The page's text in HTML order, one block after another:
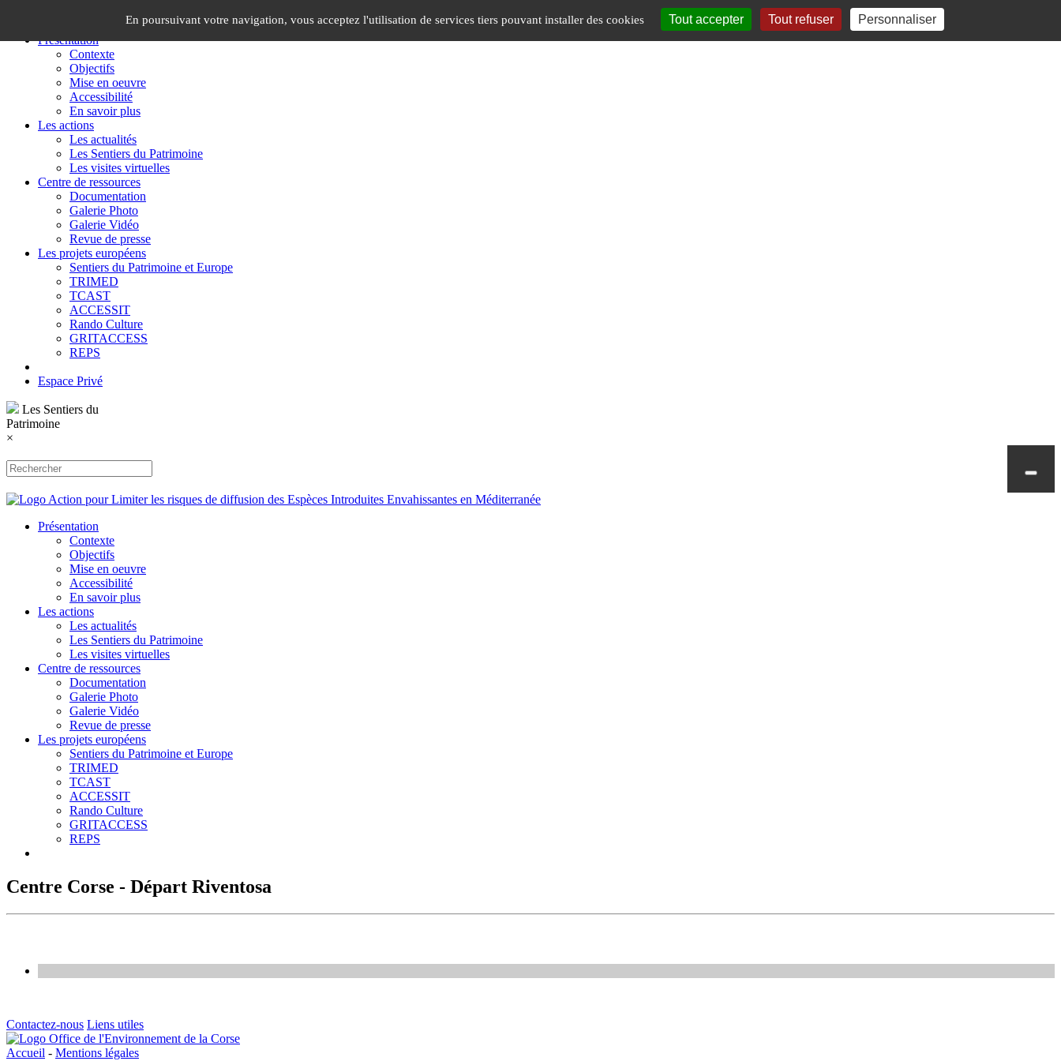
Présentation
Contexte
Objectifs
Mise en oeuvre
Accessibilité
En savoir plus
Les actions
Les actualités
Les Sentiers du Patrimoine
Les visites virtuelles
Centre de ressources
Documentation
Galerie Photo
Galerie Vidéo
Revue de presse
Les projets européens
Sentiers du Patrimoine et Europe
TRIMED
TCAST
ACCESSIT
Rando Culture
GRITACCESS
REPS
Espace Privé
Les Sentiers du
Patrimoine
×
Présentation
Contexte
Objectifs
Mise en oeuvre
Accessibilité
En savoir plus
Les actions
Les actualités
Les Sentiers du Patrimoine
Les visites virtuelles
Centre de ressources
Documentation
Galerie Photo
Galerie Vidéo
Revue de presse
Les projets européens
Sentiers du Patrimoine et Europe
TRIMED
TCAST
ACCESSIT
Rando Culture
GRITACCESS
REPS
Centre Corse - Départ Riventosa
Contactez-nous Liens utiles
Accueil - Mentions légales
En poursuivant votre navigation, vous acceptez l'utilisation de services tiers pouvant installer des cookies Tout accepter Tout refuser Personnaliser